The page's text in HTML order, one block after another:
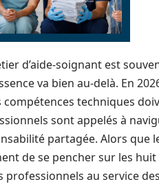
d’aide-soignant est
va bien au-delà. En
compétences techniques
sont appelés à
partagée. Alors que
de se pencher sur les
professionnels au service